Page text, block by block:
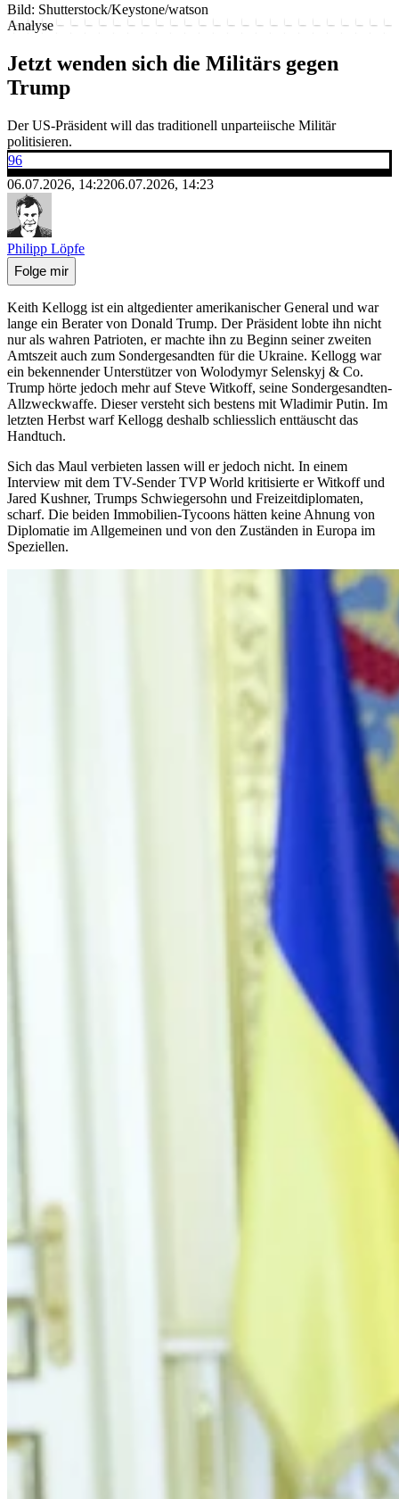
Bild: Shutterstock/Keystone/watson
Analyse
Jetzt wenden sich die Militärs gegen
Trump
Der US-Präsident will das traditionell unparteiische Militär
politisieren.
96
06.07.2026, 14:2206.07.2026, 14:23
Philipp Löpfe
Folge mir
Keith Kellogg ist ein altgedienter amerikanischer General und war
lange ein Berater von Donald Trump. Der Präsident lobte ihn nicht
nur als wahren Patrioten, er machte ihn zu Beginn seiner zweiten
Amtszeit auch zum Sondergesandten für die Ukraine. Kellogg war
ein bekennender Unterstützer von Wolodymyr Selenskyj & Co.
Trump hörte jedoch mehr auf Steve Witkoff, seine Sondergesandten-
Allzweckwaffe. Dieser versteht sich bestens mit Wladimir Putin. Im
letzten Herbst warf Kellogg deshalb schliesslich enttäuscht das
Handtuch.
Sich das Maul verbieten lassen will er jedoch nicht. In einem
Interview mit dem TV-Sender TVP World kritisierte er Witkoff und
Jared Kushner, Trumps Schwiegersohn und Freizeitdiplomaten,
scharf. Die beiden Immobilien-Tycoons hätten keine Ahnung von
Diplomatie im Allgemeinen und von den Zuständen in Europa im
Speziellen.